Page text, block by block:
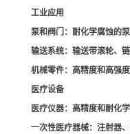
工业应用
泵和阀门 ：耐化学腐蚀的
输送系统：输送带滚轮、链
机械零件：高精度和高强
医疗设备
医疗仪器：高精度和耐化
一次性医疗器械：注射器